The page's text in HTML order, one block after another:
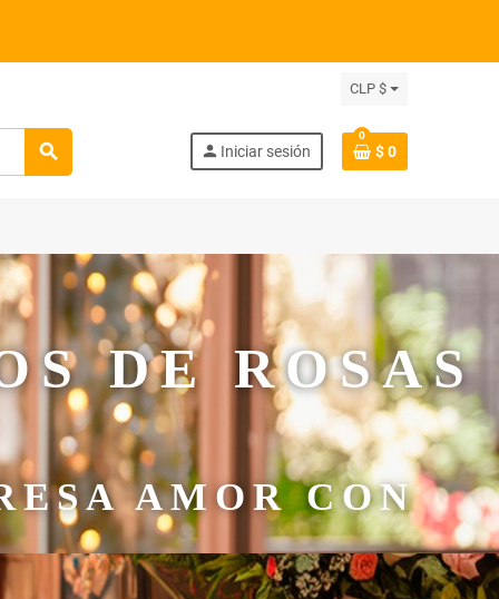
CLP $
search person Iniciar sesión
0
$ 0
DE